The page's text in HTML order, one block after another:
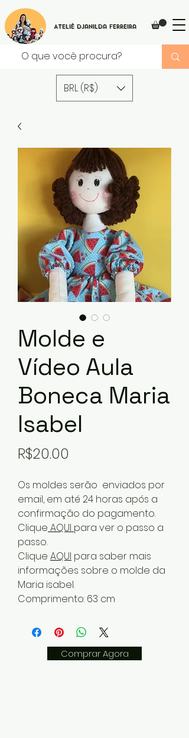
Ateliê Djanilda Ferreira
BRL (R$)
Molde e
Vídeo Aula
Boneca Maria
Isabel
R$20.00
Os moldes serão enviados por
email, em até 24 horas após a
confirmação do pagamento.
Clique AQUI para ver o passo a
passo.
Clique AQUI para saber mais
informações sobre o molde da
Maria isabel.
Comprimento: 63 cm
Comprar Agora